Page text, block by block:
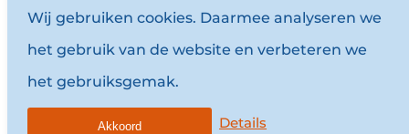
www.louwersmediagroep.com
© 1987 - 2026 Louwersmediagroep.
Algemene voorwaarden
Wij gebruiken cookies. Daarmee analyseren we
het gebruik van de website en verbeteren we
het gebruiksgemak.
Details
Akkoord